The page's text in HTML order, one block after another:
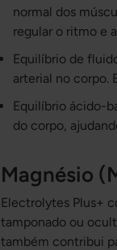
normal dos
regular o ritmo e
Equilíbrio de
arterial no corpo.
Equilíbrio ácido-
do corpo,
Magnésio
Electrolytes Plus+
tamponado ou
também contribui